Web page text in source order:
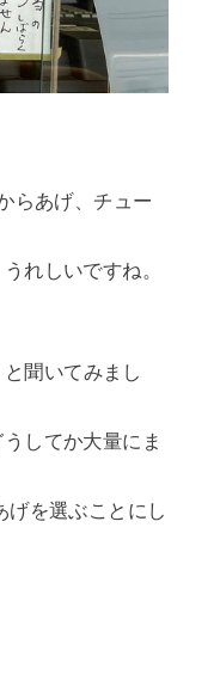
らあげ、チュー
れしいですね。
聞いてみまし
してか大量にま
げを選ぶことにし